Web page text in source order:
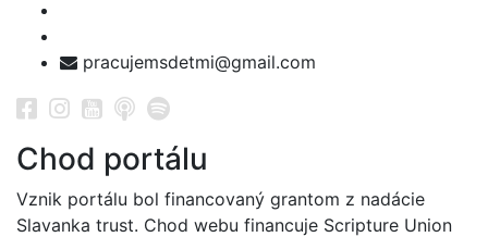
pracujemsdetmi@gmail.com
Chod portálu
Vznik portálu bol financovaný grantom z nadácie
Slavanka trust. Chod webu financuje Scripture Union